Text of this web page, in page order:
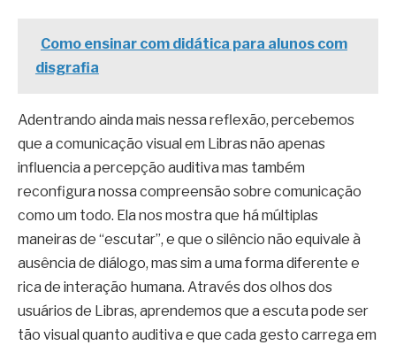
Como ensinar com didática para alunos com
disgrafia
Adentrando ainda mais nessa reflexão, percebemos
que a comunicação visual em Libras não apenas
influencia a percepção auditiva mas também
reconfigura nossa compreensão sobre comunicação
como um todo. Ela nos mostra que há múltiplas
maneiras de “escutar”, e que o silêncio não equivale à
ausência de diálogo, mas sim a uma forma diferente e
rica de interação humana. Através dos olhos dos
usuários de Libras, aprendemos que a escuta pode ser
tão visual quanto auditiva e que cada gesto carrega em